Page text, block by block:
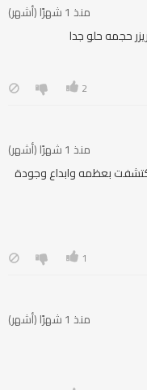
منذ 1 شهرًا (أشهر)
حجمه حلو جدا
2
منذ 1 شهرًا (أشهر)
بعظمه وابداع وجودة
1
منذ 1 شهرًا (أشهر)